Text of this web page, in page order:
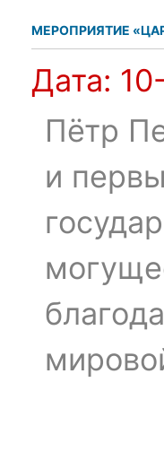
МЕРОПРИЯТИЕ
Дата:
Пётр
и